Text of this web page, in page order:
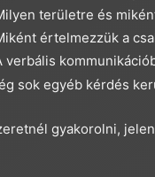
területre és
értelmezzük a
verbális
sok egyéb kérdés
gyakorolni,